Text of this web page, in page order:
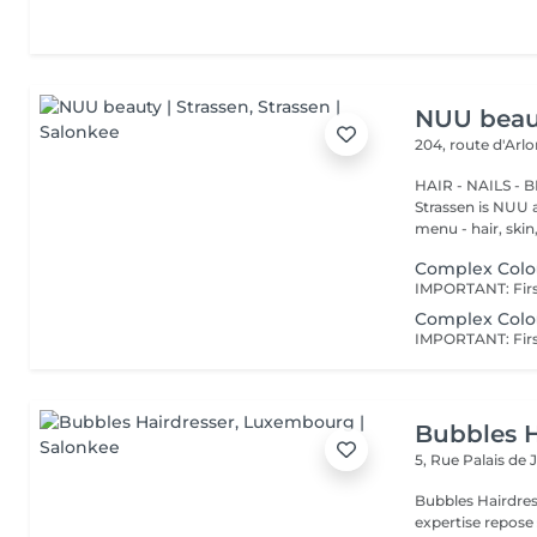
NUU
204, route
HAIR - NAILS -
Strassen is
menu - hair,
Complex
Complex
Bubbles
5, Rue Palais de
Bubbles Hairdresser L'élégance au service de votre
expertise